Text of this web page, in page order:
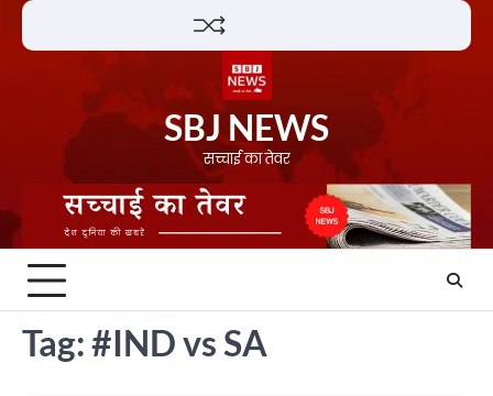
Skip
SBJ NEWS
सच्चाई का तेवर
Tag:#IND vs SA